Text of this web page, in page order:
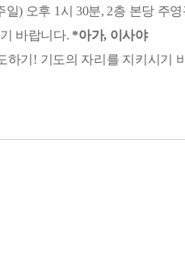
일) 오후 1시 30분, 2층 본당 주
바랍니다. ​*아가, 이사야
하기! 기도의 자리를 지키시기